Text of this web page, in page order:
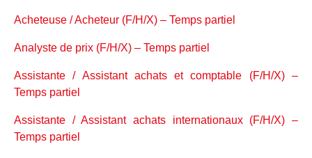
Acheteuse / Acheteur (F/H/X) – Temps partiel
Analyste de prix (F/H/X) – Temps partiel
Assistante / Assistant achats et comptable (F/H/X) –
Temps partiel
Assistante / Assistant achats internationaux (F/H/X) –
Temps partiel